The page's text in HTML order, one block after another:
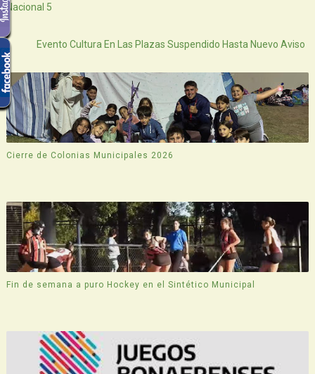
Nacional 5
Evento Cultura En Las Plazas Suspendido Hasta Nuevo Aviso
Cierre de Colonias Municipales 2026
Fin de semana a puro Hockey en el Sintético Municipal